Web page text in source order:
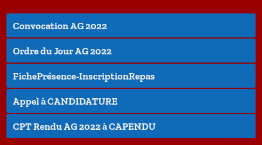
Convocation AG 2022
Ordre du Jour AG 2022
FichePrésence-InscriptionRepas
Appel à CANDIDATURE
CPT Rendu AG 2022 à CAPENDU